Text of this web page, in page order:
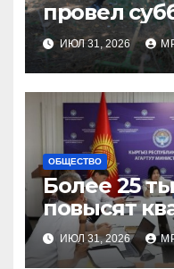
провел
ИЮЛ 31, 2026
ОБЩЕСТВО
Более 25
повысят
ИЮЛ 31, 2026